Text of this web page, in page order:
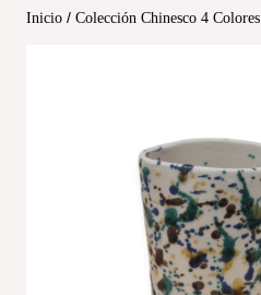
Inicio / Colección Chinesco 4 Colores